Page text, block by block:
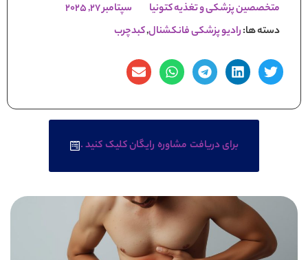
متخصصین پزشکی و تغذیه کتونیا
سپتامبر 27, 2025
دسته ها:رادیو پزشکی فانکشنال,کبدچرب
برای دریافت مشاوره رایگان کلیک کنید .